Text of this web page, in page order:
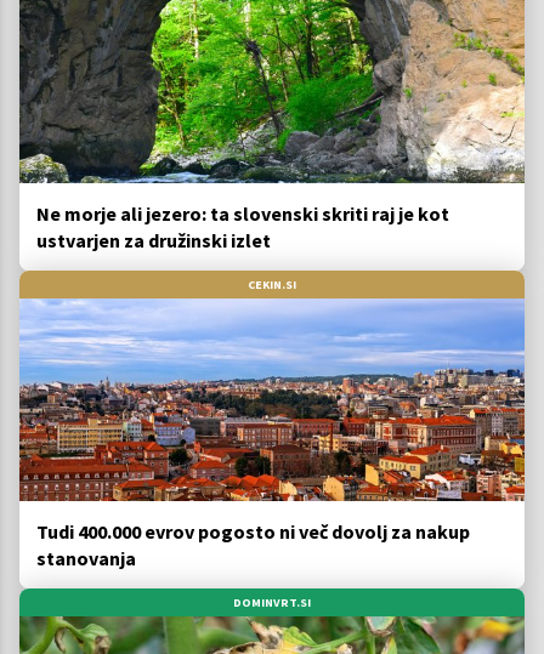
Ne morje ali jezero: ta slovenski skriti raj je kot
ustvarjen za družinski izlet
CEKIN.SI
Tudi 400.000 evrov pogosto ni več dovolj za nakup
stanovanja
DOMINVRT.SI